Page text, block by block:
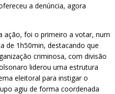
a denúncia, agora
ação, foi o primeiro a votar, num
de 1h50min, destacando que
criminosa, com divisão
liderou uma estrutura
eleitoral para instigar o
agiu de forma coordenada